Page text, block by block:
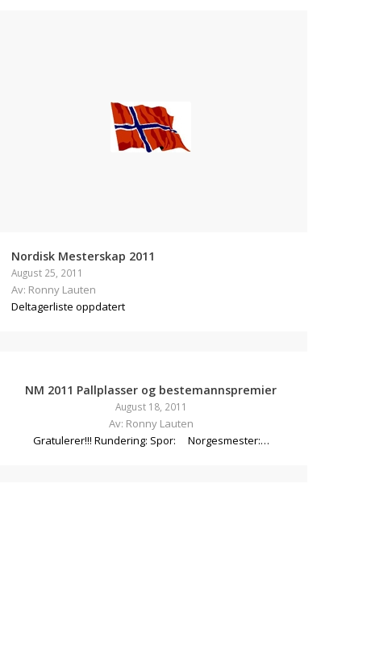
Nordisk Mesterskap 2011
August 25, 2011
Av: Ronny Lauten
Deltagerliste oppdatert
NM 2011 Pallplasser og bestemannspremier
August 18, 2011
Av: Ronny Lauten
Gratulerer!!! Rundering: Spor: Norgesmester:…